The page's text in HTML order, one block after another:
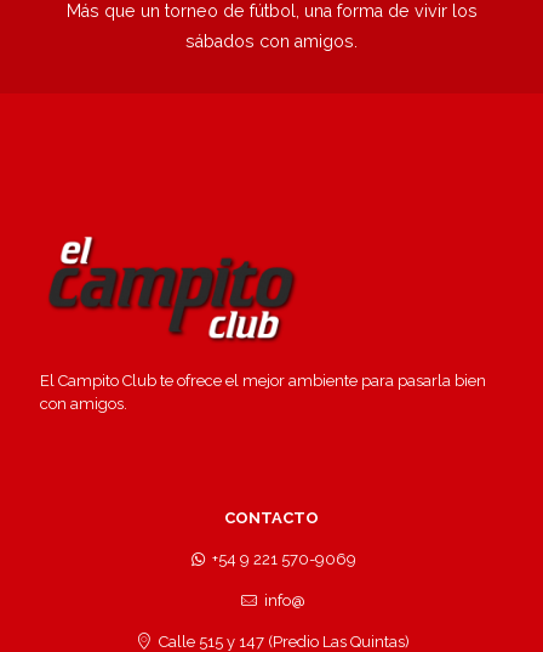
Más que un torneo de fútbol, una forma de vivir los
sábados con amigos.
El Campito Club te ofrece el mejor ambiente para pasarla bien
con amigos.
CONTACTO
+54 9 221 570-9069
info@
Calle 515 y 147 (Predio Las Quintas)